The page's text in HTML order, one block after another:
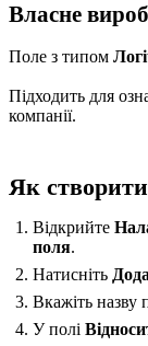
Власне
Поле з типом
Підходить для
компанії.
Як
Відкрийте
поля.
Натисніть
Вкажіть назву
У полі